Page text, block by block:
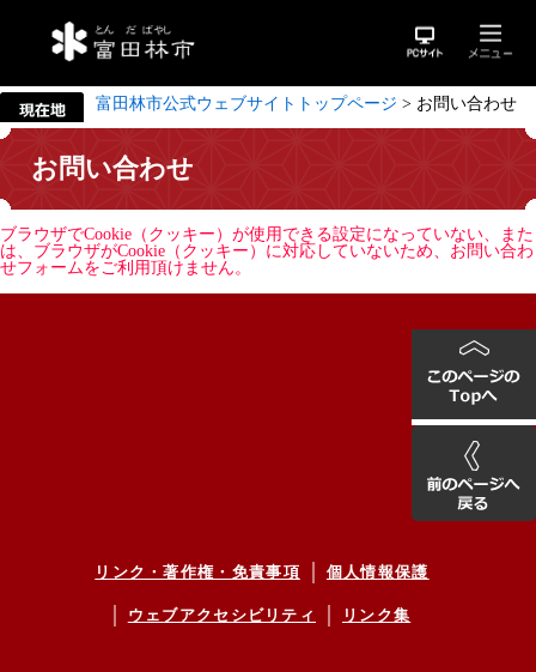
富田林市公式ウェブサイトトップページ > お問い合わせ
お問い合わせ
ブラウザでCookie（クッキー）が使用できる設定になっていない、また
は、ブラウザがCookie（クッキー）に対応していないため、お問い合わ
せフォームをご利用頂けません。
リンク・著作権・免責事項 個人情報保護
ウェブアクセシビリティ リンク集